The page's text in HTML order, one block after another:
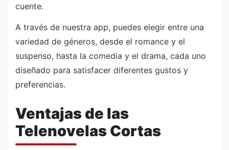
cuente.
A través de nuestra app, puedes elegir entre una
variedad de géneros, desde el romance y el
suspenso, hasta la comedia y el drama, cada uno
diseñado para satisfacer diferentes gustos y
preferencias.
Ventajas de las
Telenovelas Cortas